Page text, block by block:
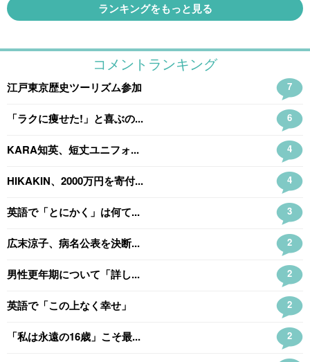
ランキングをもっと見る